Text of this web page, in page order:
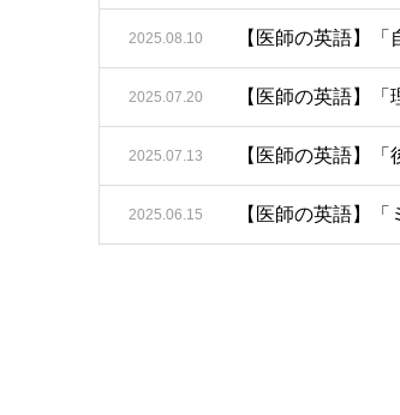
【医師の英語】
2025.08.10
【医師の英語】
2025.07.20
【医師の英語】
2025.07.13
【医師の英語】
2025.06.15